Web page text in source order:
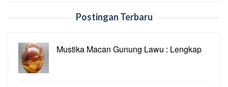
Postingan Terbaru
Mustika Macan Gunung Lawu : Lengkap